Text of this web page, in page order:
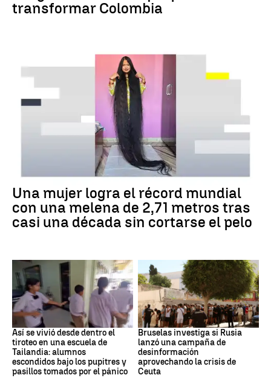
transformar Colombia
RÉCORD GUINNESS
Una mujer logra el récord mundial
con una melena de 2,71 metros tras
casi una década sin cortarse el pelo
Tiroteo
Así se vivió desde dentro el
tiroteo en una escuela de
Tailandia: alumnos
escondidos bajo los pupitres y
pasillos tomados por el pánico
Desinformación rusa
Bruselas investiga si Rusia
lanzó una campaña de
desinformación
aprovechando la crisis de
Ceuta